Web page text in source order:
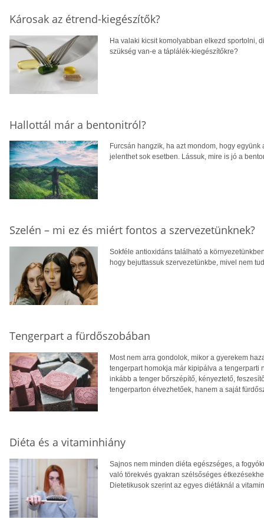
Károsak az étrend-kiegészítők?
Ha valaki kicsit komolyabban elkezd sportolni,
szükség van-e a táplálék-kiegészítőkre?
Hallottál már a bentonitról?
Furcsán hangzik, ha azt mondom, hogy
jelenthet sok esetben. Lássuk, mire is jó a
Szelén – mi ez és miért fontos a szervezetünknek?
Sokféle antioxidáns található a
hogy bejuttassuk szervezetünkbe, mivel nem
Tengerpart a fürdőszobában
Most nem arra gondolok, mikor a gyerekem
tengerpart homokja már kipipálva a tengerparti
inkább a tenger bőrszépítő, kényeztető,
tengerparton élvezhetőek, hanem a saját
Diéta és a vitaminhiány
Sajnos nem minden diéta egészséges, a
való törekvés gyakran szélsőséges
Dietetikusok szerint az egyes diétáknál a